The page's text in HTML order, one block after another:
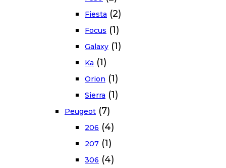
Fiesta (2)
Focus (1)
Galaxy (1)
Ka (1)
Orion (1)
Sierra (1)
Peugeot (7)
206 (4)
207 (1)
306 (4)